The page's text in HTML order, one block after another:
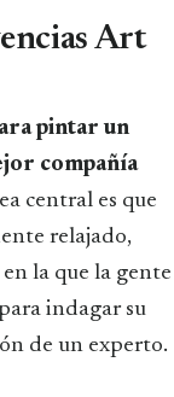
Art
pintar un
compañía
central es que
relajado,
la que la gente
indagar su
de un experto.